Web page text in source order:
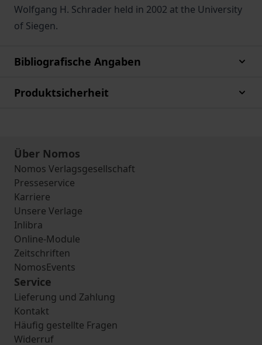
Wolfgang H. Schrader held in 2002 at the University
of Siegen.
Bibliografische Angaben
Produktsicherheit
Über Nomos
Nomos Verlagsgesellschaft
Presseservice
Karriere
Unsere Verlage
Inlibra
Online-Module
Zeitschriften
NomosEvents
Service
Lieferung und Zahlung
Kontakt
Häufig gestellte Fragen
Widerruf